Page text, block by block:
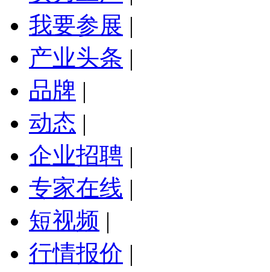
我要参展 |
产业头条 |
品牌 |
动态 |
企业招聘 |
专家在线 |
短视频 |
行情报价 |